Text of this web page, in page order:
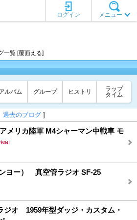
メニュー
ログイン
一覧 [覆面える]
ルバム グループ ヒストリ
ラップ
タイム
過去のブログ ]
メリカ陸軍 M4シャーマン中戦車 モ
ヨー） 真空管ラジオ SF-25
ジオ 1959年型ダッジ・カスタム・